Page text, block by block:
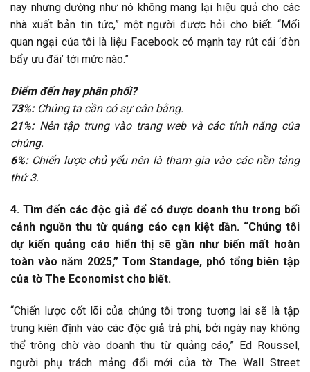
nay nhưng dường như nó không mang lại hiệu quả cho các
nhà xuất bản tin tức,” một người được hỏi cho biết. “Mối
quan ngại của tôi là liệu Facebook có mạnh tay rút cái ‘đòn
bẩy ưu đãi’ tới mức nào.”
Điểm đến hay phân phối?
73%:Chúng ta cần có sự cân bằng.
21%:Nên tập trung vào trang web và các tính năng của
chúng.
6%:Chiến lược chủ yếu nên là tham gia vào các nền tảng
thứ 3.
4. Tìm đến các độc giả để có được doanh thu trong bối
cảnh nguồn thu từ quảng cáo cạn kiệt dần. “Chúng tôi
dự kiến quảng cáo hiển thị sẽ gần như biến mất hoàn
toàn vào năm 2025,” Tom Standage, phó tổng biên tập
của tờ The Economist cho biết.
“Chiến lược cốt lõi của chúng tôi trong tương lai sẽ là tập
trung kiên định vào các độc giả trả phí, bởi ngày nay không
thể trông chờ vào doanh thu từ quảng cáo,” Ed Roussel,
người phụ trách mảng đổi mới của tờ The Wall Street